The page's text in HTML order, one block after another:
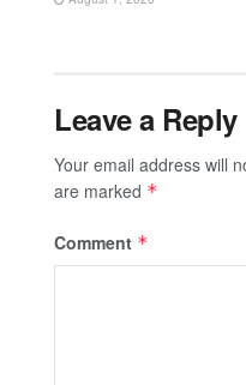
Leave a Reply
Your email address will
are marked *
Comment *